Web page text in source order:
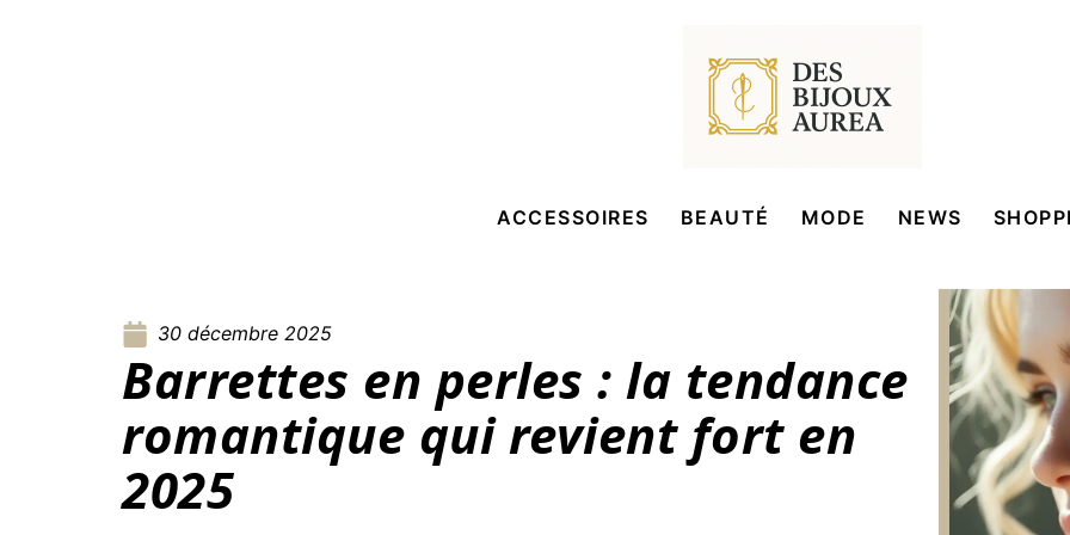
ACCESSOIRES BEAUTÉ MODE NEWS
30 décembre 2025
Barrettes en perles : la tendance
romantique qui revient fort en
2025